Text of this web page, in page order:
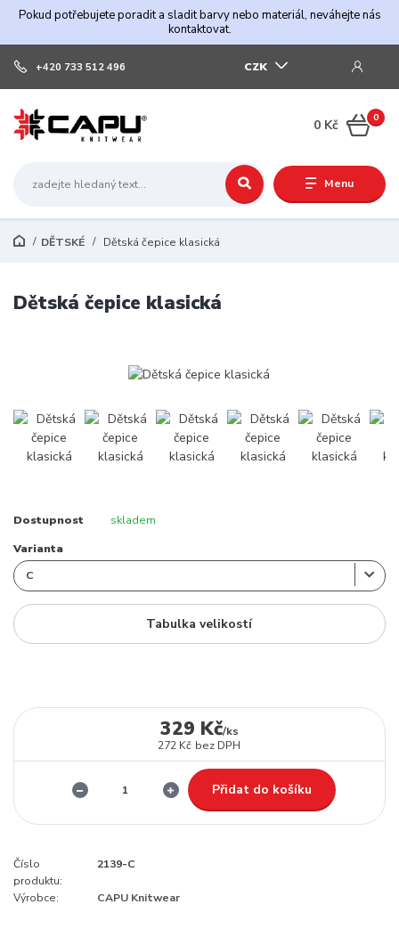
Pokud potřebujete poradit a sladit barvy nebo materiál, neváhejte nás
kontaktovat.
Menu
CZK
+420 733 512 496
0
0 Kč
DĚTSKÉ Dětská čepice klasická
Dětská čepice klasická
Dostupnost skladem
Varianta
Tabulka velikostí
329 Kč/ks
272 Kč bez DPH
Přidat do košíku
Číslo
produktu:
2139-C
Výrobce: CAPU Knitwear